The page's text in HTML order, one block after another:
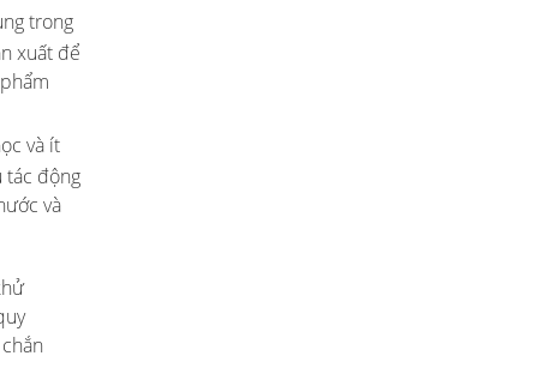
trong
xuất để
và ít
tác động
và